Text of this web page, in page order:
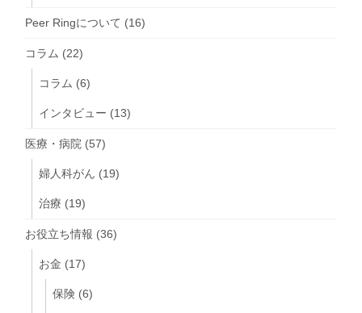
Peer Ringについて (16)
コラム (22)
コラム (6)
インタビュー (13)
医療・病院 (57)
婦人科がん (19)
治療 (19)
お役立ち情報 (36)
お金 (17)
保険 (6)